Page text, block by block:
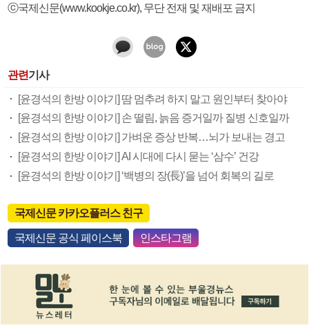
ⓒ국제신문(www.kookje.co.kr), 무단 전재 및 재배포 금지
관련기사
[윤경석의 한방 이야기] 땀 멈추려 하지 말고 원인부터 찾아야
[윤경석의 한방 이야기] 손 떨림, 늙음 증거일까 질병 신호일까
[윤경석의 한방 이야기] 가벼운 증상 반복…뇌가 보내는 경고
[윤경석의 한방 이야기] AI 시대에 다시 묻는 ‘삼수’ 건강
[윤경석의 한방 이야기] ‘백병의 장(長)’을 넘어 회복의 길로
국제신문 카카오플러스 친구
국제신문 공식 페이스북 인스타그램